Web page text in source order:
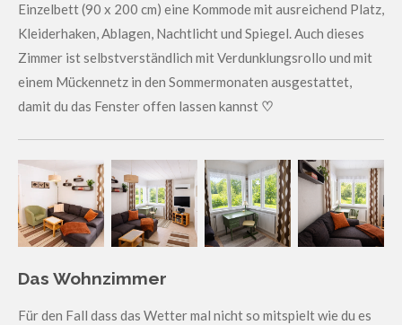
Einzelbett (90 x 200 cm) eine Kommode mit ausreichend Platz,
Kleiderhaken, Ablagen, Nachtlicht und Spiegel. Auch dieses
Zimmer ist selbstverständlich mit Verdunklungsrollo und mit
einem Mückennetz in den Sommermonaten ausgestattet,
damit du das Fenster offen lassen kannst ♡
Das Wohnzimmer
Für den Fall dass das Wetter mal nicht so mitspielt wie du es